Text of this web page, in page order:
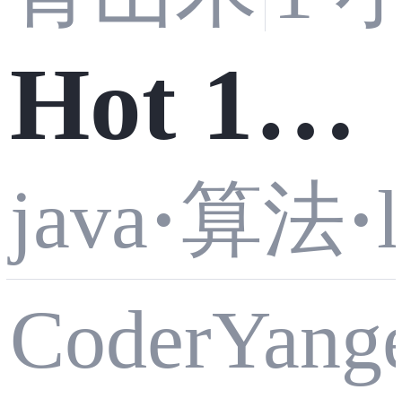
置
（通用
方案）
到项目
实战操
作详解
Drission
Page 与
Hot 100
--- 搜索
二维矩
java·算法·